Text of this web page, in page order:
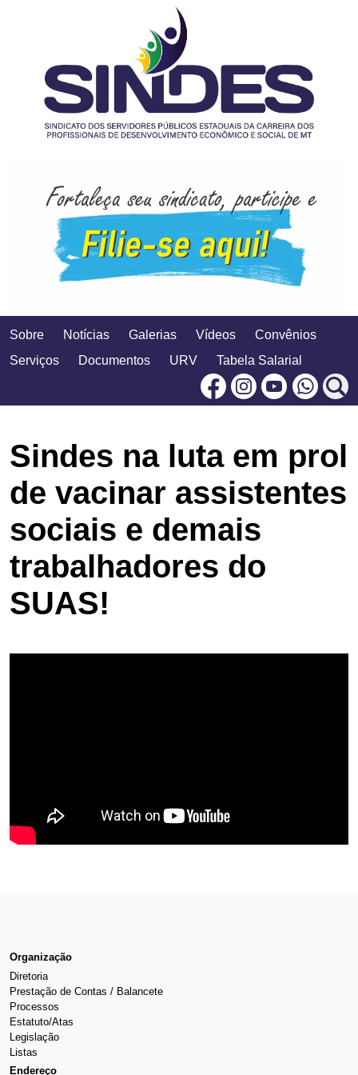
Sobre Notícias Galerias Vídeos
Convênios
Serviços
Documentos URV
Tabela Salarial
FacebookInstagram
Sindes na luta em prol
de vacinar assistentes
sociais e demais
trabalhadores do
SUAS!
Organização
Diretoria
Prestação de Contas / Balancete
Processos
Estatuto/Atas
Legislação
Listas
Endereço